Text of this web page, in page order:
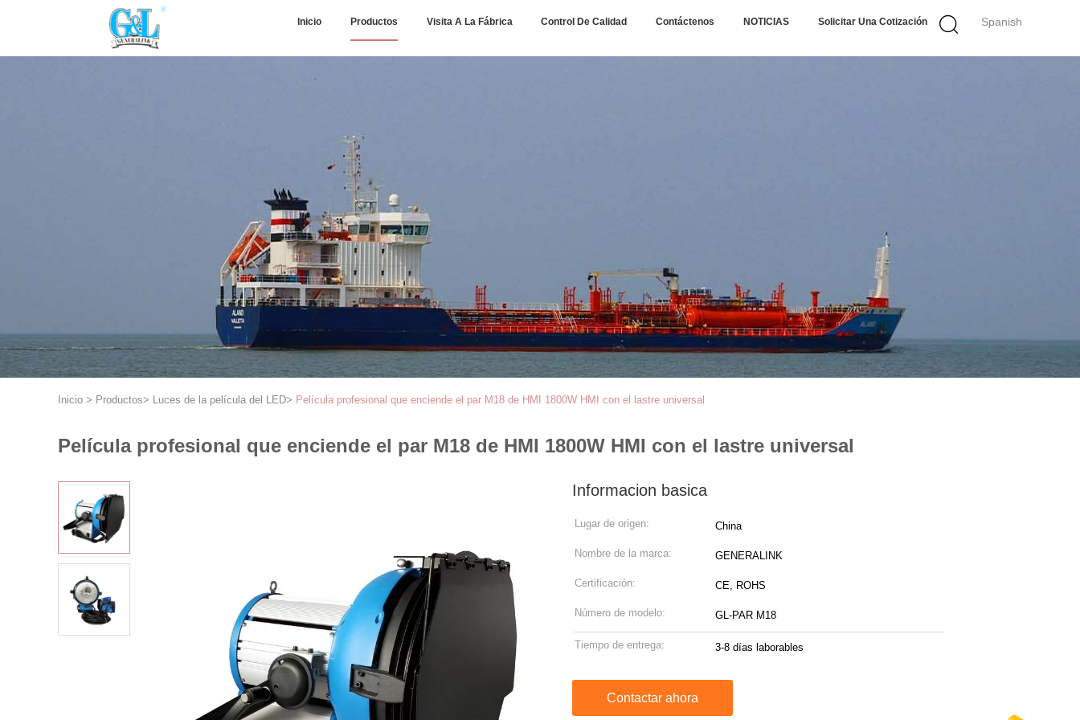
Spanish
Inicio Productos Visita A La Fábrica Control De Calidad Contáctenos NOTICIAS Solicitar Una Cotización
Inicio > Productos> Luces de la película del LED> Película profesional que enciende el par M18 de HMI 1800W HMI con el lastre universal
Película profesional que enciende el par M18 de HMI 1800W HMI con el lastre universal
Informacion basica
Lugar de origen: China
Nombre de la marca: GENERALINK
Certificación: CE, ROHS
Número de modelo: GL-PAR M18
Tiempo de entrega: 3-8 días laborables
Contactar ahora